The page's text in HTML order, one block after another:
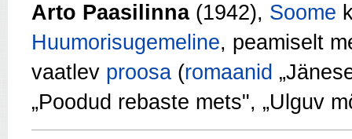
Arto Paasilinna(1942), Soome
Huumorisugemeline, peamiselt
vaatlev proosa (romaanid
„Poodud rebaste mets", „Ulguv